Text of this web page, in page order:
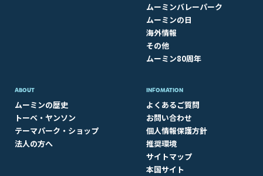
ムーミンバレーパーク
ムーミンの日
海外情報
その他
ムーミン80周年
ABOUT​
ムーミンの歴史
トーベ・ヤンソン
テーマパーク・ショップ
法人の方へ
INFOMATION
よくあるご質問
お問い合わせ
個人情報保護方針
推奨環境
サイトマップ
本国サイト